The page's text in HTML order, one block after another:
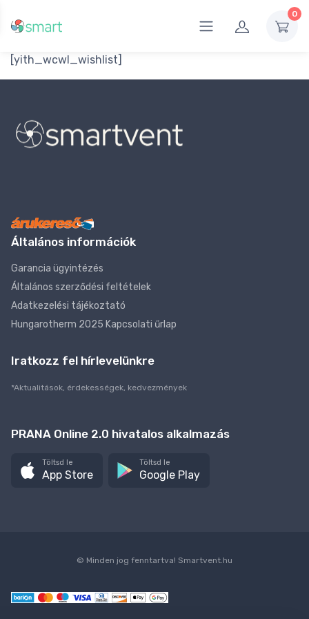
0
[yith_wcwl_wishlist]
Általános információk
Garancia ügyintézés
Általános szerződési feltételek
Adatkezelési tájékoztató
Hungarotherm 2025 Kapcsolati űrlap
Iratkozz fel hírlevelünkre
*Aktualitások, érdekességek, kedvezmények
PRANA Online 2.0 hivatalos alkalmazás
Töltsd le
App Store
Töltsd le
Google Play
© Minden jog fenntartva! Smartvent.hu